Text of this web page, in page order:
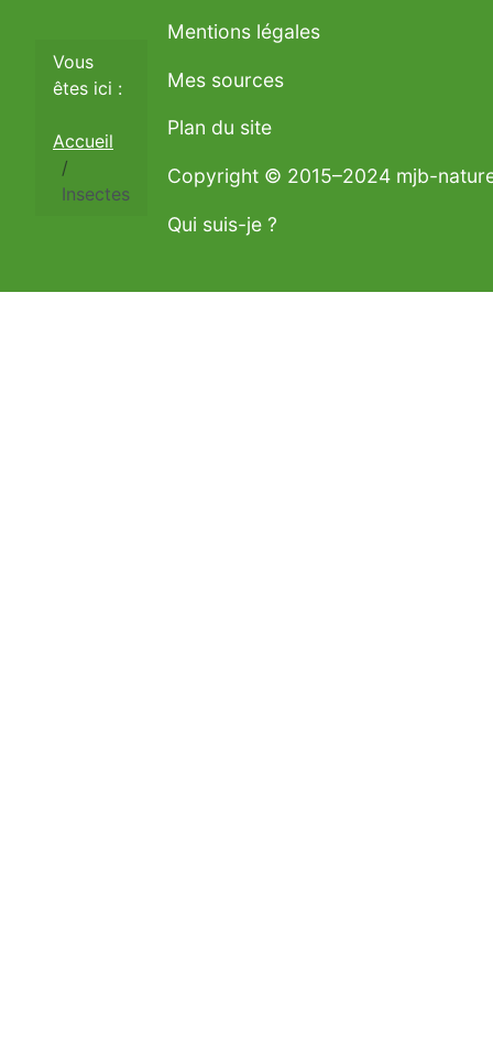
Vous
êtes ici :
Accueil
Insectes
Mentions légales
Mes sources
Plan du site
Copyright © 2015–2024 mjb-
Qui suis-je ?